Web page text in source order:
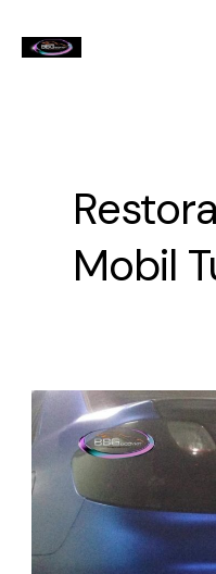
Mobil
Restorasi
Bodi
Mobil
Tua
Bantul